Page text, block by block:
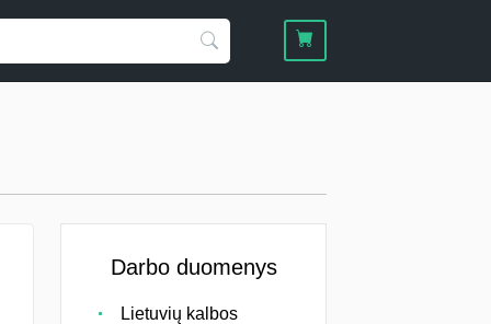
Darbo duomenys
Lietuvių kalbos